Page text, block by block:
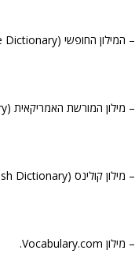
– המילון החופשי (Free Dictionary).
– מילון המורשת האמריקאית (American Heritage Dictionary).
– מילון קולינס (Collins English Dictionary).
– מילון Vocabulary.com.